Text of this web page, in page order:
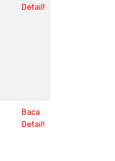
Detail!
Baca
Detail!